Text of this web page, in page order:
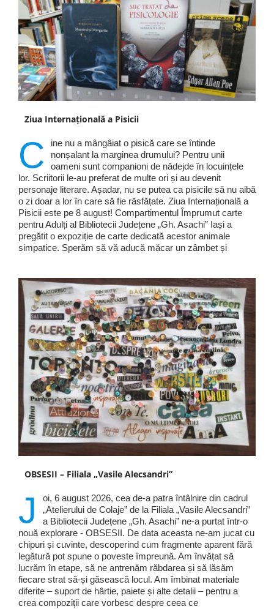
Ziua Internațională a Pisicii
C
ine nu a mângâiat o pisică care se întinde
nonșalant la marginea drumului? Pentru unii
oameni sunt companioni de nădejde în locuințele
lor. Scriitorii le-au preferat de multe ori și au devenit
personaje literare. Așadar, nu se putea ca pisicile să nu aibă
o zi doar a lor în care să fie răsfățate. Ziua Internațională a
Pisicii este pe 8 august! Compartimentul Împrumut carte
pentru Adulți al Bibliotecii Județene „Gh. Asachi” Iași a
pregătit o expoziție de carte dedicată acestor animale
simpatice. Sperăm să vă aducă măcar un zâmbet și
OBSESII – Filiala „Vasile Alecsandri”
J
oi, 6 august 2026, cea de-a patra întâlnire din cadrul
„Atelierului de Colaje” de la Filiala „Vasile Alecsandri”
a Bibliotecii Județene „Gh. Asachi” ne-a purtat într-o
nouă explorare - OBSESII. De data aceasta ne-am jucat cu
chipuri și cuvinte, descoperind cum fragmente aparent fără
legătură pot spune o poveste împreună. Am învățat să
lucrăm în etape, să ne antrenăm răbdarea și să lăsăm
fiecare strat să-și găsească locul. Am îmbinat materiale
diferite – suport de hârtie, paiete și alte detalii – pentru a
crea compoziții care vorbesc despre ceea ce